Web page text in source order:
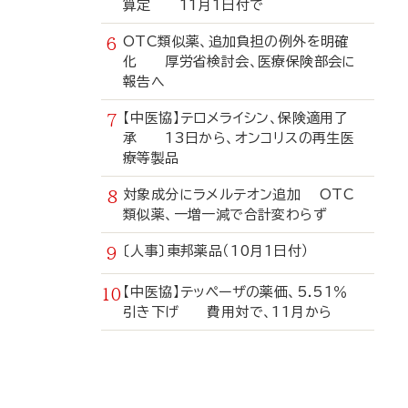
算定 11月1日付で
OTC類似薬、追加負担の例外を明確
化 厚労省検討会、医療保険部会に
報告へ
【中医協】テロメライシン、保険適用了
承 13日から、オンコリスの再生医
療等製品
対象成分にラメルテオン追加 OTC
類似薬、一増一減で合計変わらず
〔人事〕東邦薬品（10月1日付）
【中医協】テッペーザの薬価、5.51％
引き下げ 費用対で、11月から